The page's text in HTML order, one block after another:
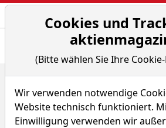
Home Aktien Everspin
Everspin
Cookies und
(Bitte wählen Sie Ihre
Wir verwenden notwendige
Website technisch funktioniert.
Einwilligung verwenden wir